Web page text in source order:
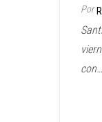
Por
con…